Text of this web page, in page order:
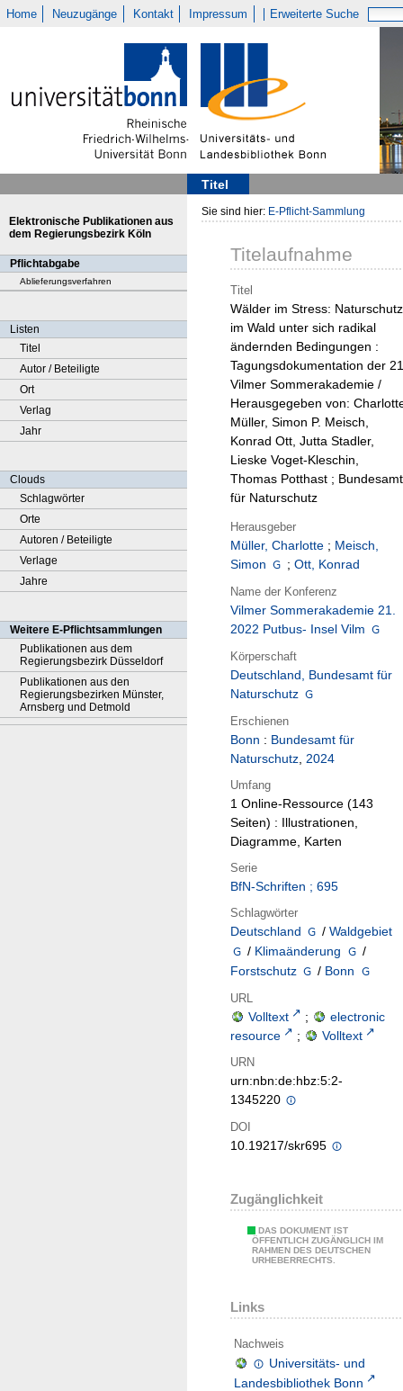
Home Neuzugänge Kontakt Impressum Erweiterte Suche
Titel
Elektronische Publikationen aus
dem Regierungsbezirk Köln
Pflichtabgabe
Ablieferungsverfahren
Listen
Titel
Autor / Beteiligte
Ort
Verlag
Jahr
Clouds
Schlagwörter
Orte
Autoren / Beteiligte
Verlage
Jahre
Weitere E-Pflichtsammlungen
Publikationen aus dem
Regierungsbezirk Düsseldorf
Publikationen aus den
Regierungsbezirken Münster,
Arnsberg und Detmold
Sie sind hier: E-Pflicht-Sammlung
Titelaufnahme
Titel
Wälder im Stress: Naturschutz
im Wald unter sich radikal
ändernden Bedingungen :
Tagungsdokumentation der
Vilmer Sommerakademie /
Herausgegeben von:
Müller, Simon P. Meisch,
Konrad Ott, Jutta Stadler,
Lieske Voget-Kleschin,
Thomas Potthast ; Bundesamt
für Naturschutz
Herausgeber
Müller, Charlotte ; Meisch,
Simon
; Ott, Konrad
Name der Konferenz
Vilmer Sommerakademie 21.
2022 Putbus- Insel Vilm
Körperschaft
Deutschland, Bundesamt für
Naturschutz
Erschienen
Bonn : Bundesamt für
Naturschutz, 2024
Umfang
1 Online-Ressource (143
Seiten) : Illustrationen,
Diagramme, Karten
Serie
BfN-Schriften ; 695
Schlagwörter
Deutschland / Waldgebiet
/ Klimaänderung
/
Forstschutz
/ Bonn
URL
Volltext ;
electronic
resource
; Volltext
URN
urn:nbn:de:hbz:5:2-
1345220
DOI
10.19217/skr695
Zugänglichkeit
DAS DOKUMENT IST
ÖFFENTLICH ZUGÄNGLICH IM
RAHMEN DES DEUTSCHEN
URHEBERRECHTS.
Links
Nachweis
Universitäts- und
Landesbibliothek Bonn